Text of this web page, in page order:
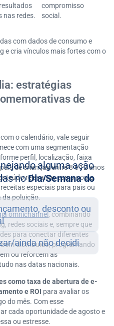
nas redes.
compromisso
social.
com dados de consumo e
e cria vínculos mais fortes com o
estratégias
de
o calendário, vale seguir
com uma segmentação
perfil, localização, faixa
de crianças entre 8 e 12 anos
relevante, como posts
especiais para pais ou
da poluição.
omnichannel, combinando
redes sociais e, sempre que
para conectar diferentes
distribuído, programando
ou reforcem as
nas datas nacionais.
como taxa de abertura de e-
e ROI para avaliar os
do mês. Com esse
cada oportunidade de agosto e
ou estresse.